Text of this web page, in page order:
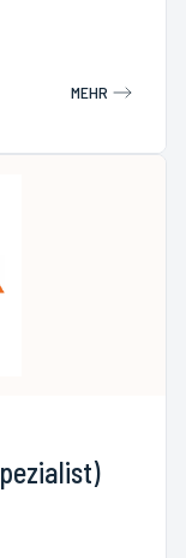
MEHR